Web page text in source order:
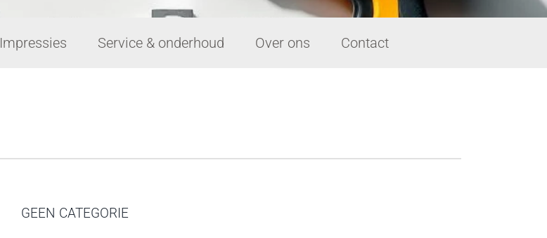
Impressies Service & onderhoud Over ons Contact
GEEN CATEGORIE